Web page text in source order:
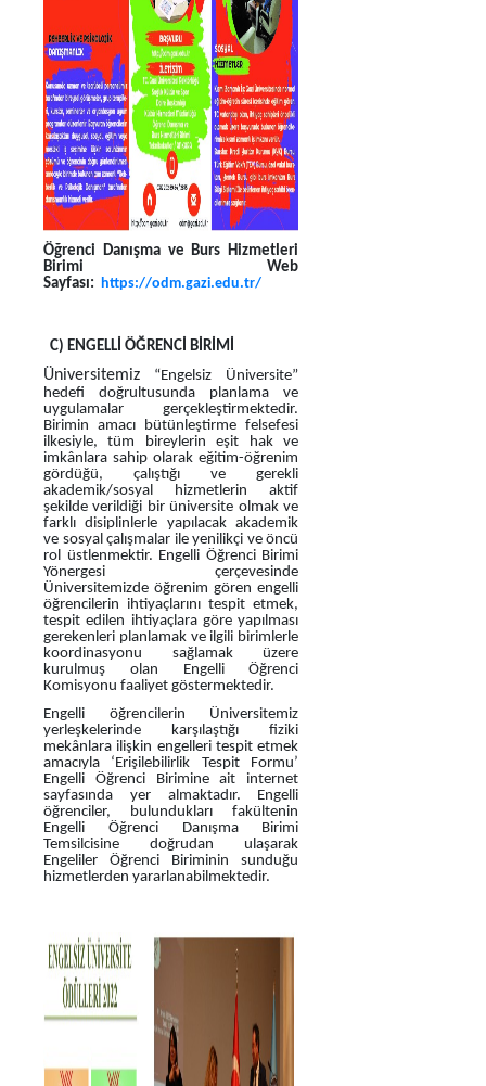
Öğrenci Danışma ve Burs Hizmetleri
Birimi Web
Sayfası: https://odm.gazi.edu.tr/
C) ENGELLİ ÖĞRENCİ BİRİMİ
Üniversitemiz “Engelsiz Üniversite”
hedefi doğrultusunda planlama ve
uygulamalar gerçekleştirmektedir.
Birimin amacı bütünleştirme felsefesi
ilkesiyle, tüm bireylerin eşit hak ve
imkânlara sahip olarak eğitim-öğrenim
gördüğü, çalıştığı ve gerekli
akademik/sosyal hizmetlerin aktif
şekilde verildiği bir üniversite olmak ve
farklı disiplinlerle yapılacak akademik
ve sosyal çalışmalar ile yenilikçi ve öncü
rol üstlenmektir. Engelli Öğrenci Birimi
Yönergesi çerçevesinde
Üniversitemizde öğrenim gören engelli
öğrencilerin ihtiyaçlarını tespit etmek,
tespit edilen ihtiyaçlara göre yapılması
gerekenleri planlamak ve ilgili birimlerle
koordinasyonu sağlamak üzere
kurulmuş olan Engelli Öğrenci
Komisyonu faaliyet göstermektedir.
Engelli öğrencilerin Üniversitemiz
yerleşkelerinde karşılaştığı fiziki
mekânlara ilişkin engelleri tespit etmek
amacıyla ‘Erişilebilirlik Tespit Formu’
Engelli Öğrenci Birimine ait internet
sayfasında yer almaktadır. Engelli
öğrenciler, bulundukları fakültenin
Engelli Öğrenci Danışma Birimi
Temsilcisine doğrudan ulaşarak
Engeliler Öğrenci Biriminin sunduğu
hizmetlerden yararlanabilmektedir.